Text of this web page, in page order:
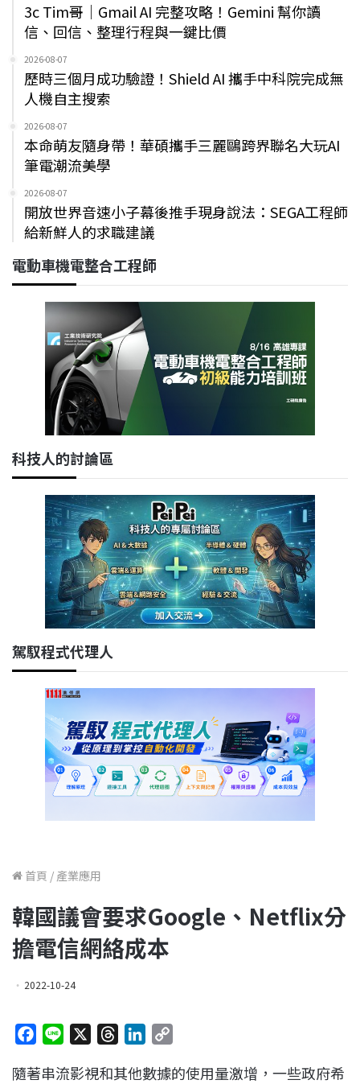
3c Tim哥｜Gmail AI 完整攻略！Gemini 幫你讀
信、回信、整理行程與一鍵比價
2026-08-07
歷時三個月成功驗證！Shield AI 攜手中科院完成無
人機自主搜索
2026-08-07
本命萌友隨身帶！華碩攜手三麗鷗跨界聯名大玩AI
筆電潮流美學
2026-08-07
開放世界音速小子幕後推手現身說法：SEGA工程師
給新鮮人的求職建議
電動車機電整合工程師
科技人的討論區
駕馭程式代理人